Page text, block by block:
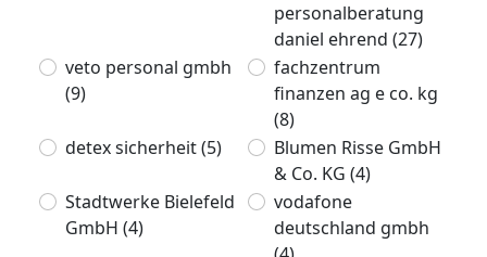
personalberatung
daniel ehrend (27)
veto personal gmbh
(9)
fachzentrum
finanzen ag e co. kg
(8)
detex sicherheit(5)
Blumen Risse GmbH
& Co. KG (4)
Stadtwerke Bielefeld
GmbH (4)
vodafone
deutschland gmbh